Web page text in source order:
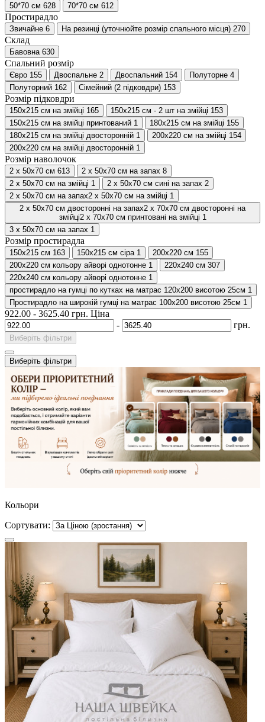
50*70 см 628 70*70 см 612
Простирадло
Звичайне 6 На резинці (уточнюйте розмір спального місця) 270
Склад
Бавовна 630
Спальний розмір
Євро 155 Двоспальне 2 Двоспальний 154 Полуторне 4
Полуторний 162 Сімейний (2 підковдри) 153
Розмір підковдри
150х215 см на змійці 165 150х215 см - 2 шт на змійці 153
150х215 см на змійці принтований 1 180х215 см на змійці 155
180х215 см на змійці двосторонній 1 200х220 см на змійці 154
200х220 см на змійці двосторонній 1
Розмір наволочок
2 х 50х70 см 613 2 х 50х70 см на запах 8
2 х 50х70 см на змійці 1 2 х 50х70 см сині на запах 2
2 х 50х70 см на запах2 х 50х70 см на змійці 1
2 х 50х70 см двосторонні на запах2 х 70х70 см двосторонні на
змійці2 х 70х70 см принтовані на змійці 1
3 х 50х70 см на запах 1
Розмір простирадла
150х215 см 163 150х215 см сіра 1 200х220 см 155
200х220 см кольору айворі однотонне 1 220х240 см 307
220х240 см кольору айворі однотонне 1
простирадло на гумці по кутках на матрас 120х200 висотою 25см 1
Простирадло на широкій гумці на матрас 100х200 висотою 25см 1
922.00 - 3625.40 грн. Ціна
-
грн.
Виберіть фільтри
Виберіть фільтри
Кольори
Сортувати: